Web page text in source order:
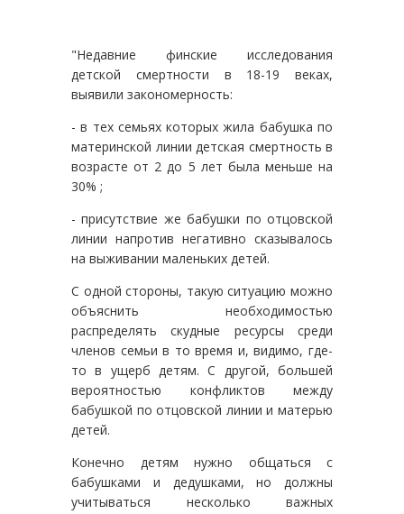
"Недавние финские исследования
детской смертности в 18-19 веках,
выявили закономерность:
- в тех семьях которых жила бабушка по
материнской линии детская смертность в
возрасте от 2 до 5 лет была меньше на
30% ;
- присутствие же бабушки по отцовской
линии напротив негативно сказывалось
на выживании маленьких детей.
С одной стороны, такую ситуацию можно
объяснить необходимостью
распределять скудные ресурсы среди
членов семьи в то время и, видимо, где-
то в ущерб детям. С другой, большей
вероятностью конфликтов между
бабушкой по отцовской линии и матерью
детей.
Конечно детям нужно общаться с
бабушками и дедушками, но должны
учитываться несколько важных